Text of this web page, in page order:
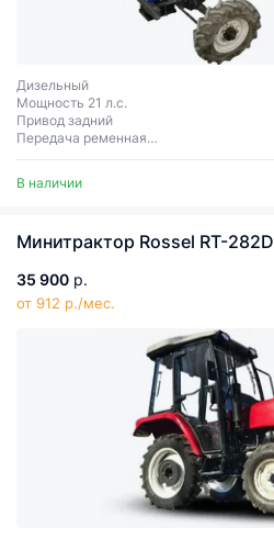
Дизельный
Мощность 21 л.с.
Привод задний
Передача ременная
Сцепное соединение 1 точка
В наличии
Минитрактор Rossel RT-282D
35 900 р.
от 912 р./мес.